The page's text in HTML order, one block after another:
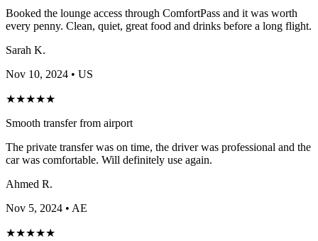
Booked the lounge access through ComfortPass and it was worth
every penny. Clean, quiet, great food and drinks before a long flight.
Sarah K.
Nov 10, 2024 • US
★★★★★
Smooth transfer from airport
The private transfer was on time, the driver was professional and the
car was comfortable. Will definitely use again.
Ahmed R.
Nov 5, 2024 • AE
★★★★★